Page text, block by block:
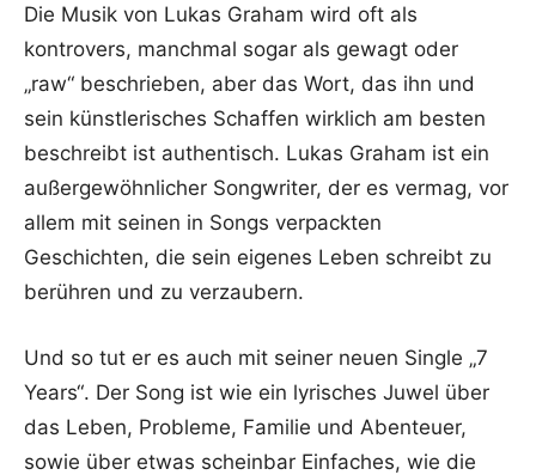
Die Musik von Lukas Graham wird oft als
kontrovers, manchmal sogar als gewagt oder
„raw“ beschrieben, aber das Wort, das ihn und
sein künstlerisches Schaffen wirklich am besten
beschreibt ist authentisch. Lukas Graham ist ein
außergewöhnlicher Songwriter, der es vermag, vor
allem mit seinen in Songs verpackten
Geschichten, die sein eigenes Leben schreibt zu
berühren und zu verzaubern.
Und so tut er es auch mit seiner neuen Single „7
Years“. Der Song ist wie ein lyrisches Juwel über
das Leben, Probleme, Familie und Abenteuer,
sowie über etwas scheinbar Einfaches, wie die